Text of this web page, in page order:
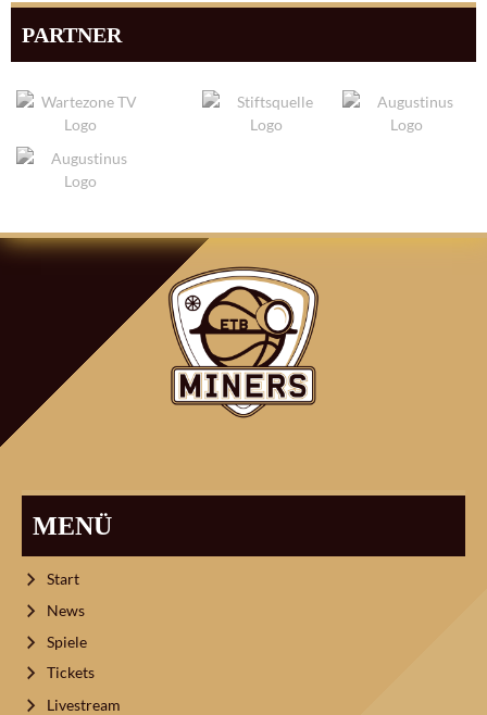
PARTNER
MENÜ
Start
News
Spiele
Tickets
Livestream